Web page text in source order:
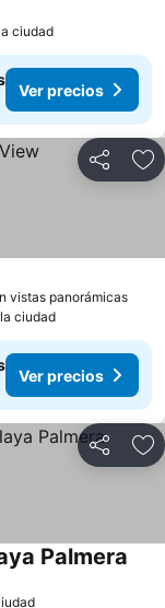
ciudad
Ver precios
Compartir
vistas panorámicas
ciudad
Ver precios
Compartir
Palmera